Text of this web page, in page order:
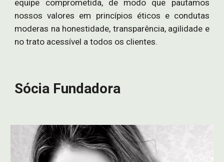
equipe comprometida, de modo que pautamos
nossos valores em princípios éticos e condutas
moderas na honestidade, transparência, agilidade e
no trato acessível a todos os clientes.
Sócia Fundadora